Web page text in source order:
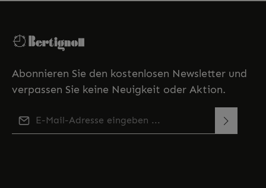
Abonnieren Sie den kostenlosen Newsletter und
verpassen Sie keine Neuigkeit oder Aktion.
E-Mail-Adresse*